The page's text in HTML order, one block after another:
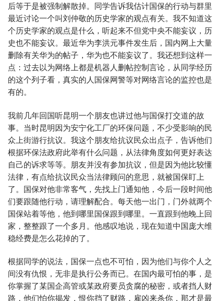
后等于是被强制解散掉。同学告诉我估计国保的行动与群里
最近讨论一个叫刘仲敬的历史学家的观点有关。我不知道这
个历史学家的观点是什么，听起来不但党中央不能妄议，历
史也不能妄议。最近华为李洪元事件发生后，国内网上大量
删除有关华为的帖子，华为也不能妄议了。我还想到这样一
点：过去以为网络上都是机器人删帖控制言论，从同学经历
的这个列子看，真实的人国保网警等对网络言论的监控也是
有的。
我前几年回国听昆明一个朋友也讲过他与国保打交道的故
事。当时昆明因为安宁化工厂的环保问题，不少受影响的民
众上街游行抗议。我这个朋友给抗议民众出点子，告诉他们
根据环保法政府此举有什么问题，从法律角度如何更好表达
自己的诉求等等。朋友并没有参加抗议，但是因为他比较懂
法律，有点给抗议民众当法律顾问的意思，就被国保盯上
了。国保对他非常客气，先找上门通知他，今后一段时间他
们要跟随他行动，请理解配合。每天他一出门，门外就两个
国保站着等他，他到哪里国保跟到哪里。一直跟到他晚上回
家，整整跟了一个多月。他感叹地说，现在知道中国庞大维
稳经费是怎么花掉的了。
根据同学的说法，国保一点也不可怕，因为他们与你个人之
间没有仇恨，无非是执行公务而已。在国内最可怕的事，是
你掌握了某国企高管或某政府要员贪腐的秘密，或者挡人财
路，他们怕你揭发，恨你挡了财路，雇凶来杀你，那才是最